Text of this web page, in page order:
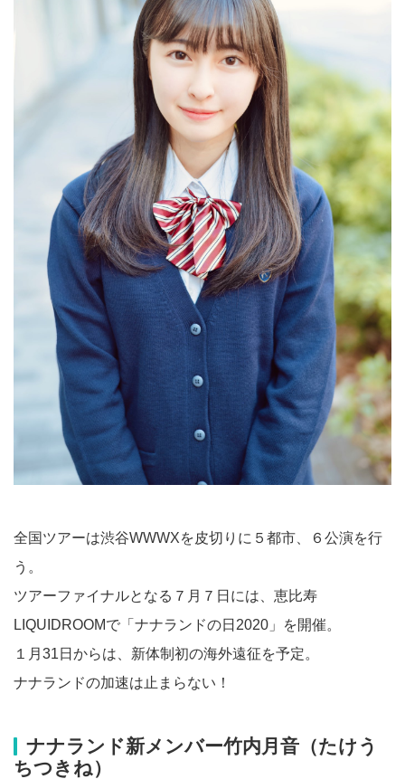
全国ツアーは渋谷WWWXを皮切りに５都市、６公演を行
う。
ツアーファイナルとなる７月７日には、恵比寿
LIQUIDROOMで「ナナランドの日2020」を開催。
１月31日からは、新体制初の海外遠征を予定。
ナナランドの加速は止まらない！
ナナランド新メンバー竹内月音（たけう
ちつきね）